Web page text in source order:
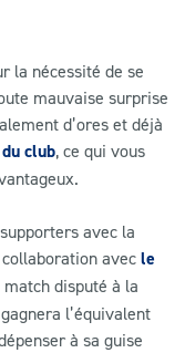
la nécessité de se
mauvaise surprise
d’ores et déjà
club, ce qui vous
avec la
avec le
match disputé à la
l’équivalent
à sa guise